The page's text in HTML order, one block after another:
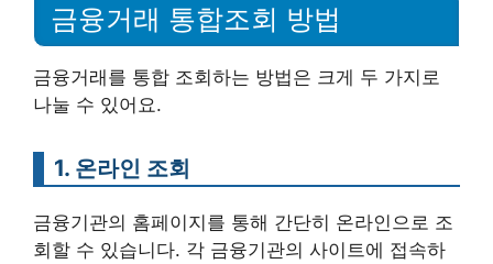
금융거래 통합조회 방법
금융거래를 통합 조회하는 방법은 크게 두 가지로
나눌 수 있어요.
1. 온라인 조회
금융기관의 홈페이지를 통해 간단히 온라인으로 조
회할 수 있습니다. 각 금융기관의 사이트에 접속하